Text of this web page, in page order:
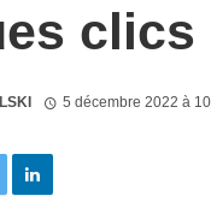
clics
5 décembre 2022 à